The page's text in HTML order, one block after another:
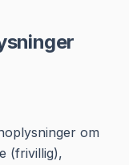
om
(frivillig),